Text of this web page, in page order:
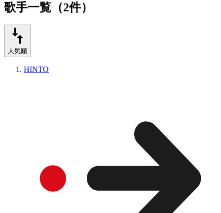
歌手一覧（2件）
人気順
HINTO